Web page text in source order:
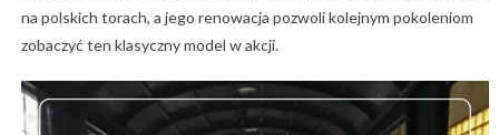
na polskich torach, a jego renowacja pozwoli kolejnym pokoleniom
zobaczyć ten klasyczny model w akcji.